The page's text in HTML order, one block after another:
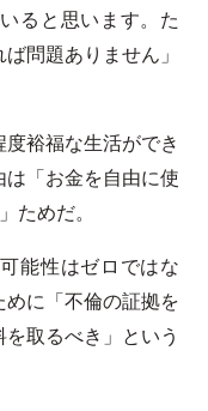
ると思います。た
問題ありません」
裕福な生活ができ
「お金を自由に使
ためだ。
能性はゼロではな
に「不倫の証拠を
取るべき」という